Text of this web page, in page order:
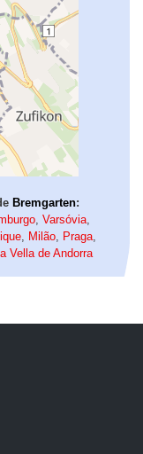
Bremgarten:
Varsóvia
Milão Praga
La Vella de Andorra